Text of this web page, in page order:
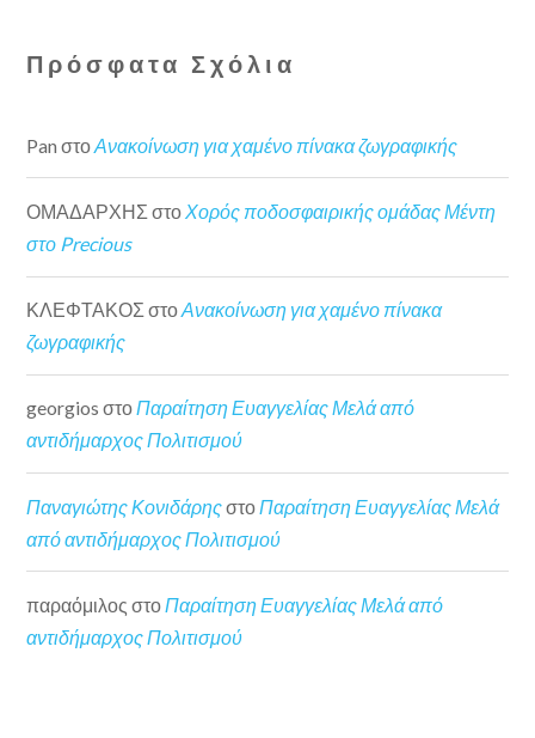
Πρόσφατα Σχόλια
Pan στοΑνακοίνωση για χαμένο πίνακα ζωγραφικής
ΟΜΑΔΑΡΧΗΣ στοΧορός ποδοσφαιρικής ομάδας Μέντη
στο Precious
ΚΛΕΦΤΑΚΟΣ στοΑνακοίνωση για χαμένο πίνακα
ζωγραφικής
georgios στοΠαραίτηση Ευαγγελίας Μελά από
αντιδήμαρχος Πολιτισμού
Παναγιώτης Κονιδάρηςστο Παραίτηση Ευαγγελίας Μελά
από αντιδήμαρχος Πολιτισμού
παραόμιλος στο Παραίτηση Ευαγγελίας Μελά από
αντιδήμαρχος Πολιτισμού